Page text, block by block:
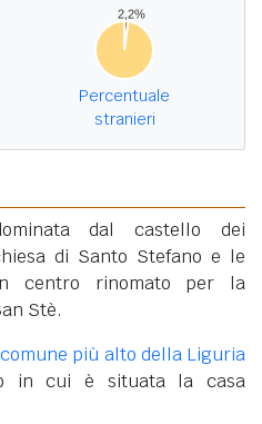
Percentuale
stranieri
dal castello dei
di Santo Stefano e le
centro rinomato per la
Stè.
comune più alto della Liguria
in cui è situata la casa